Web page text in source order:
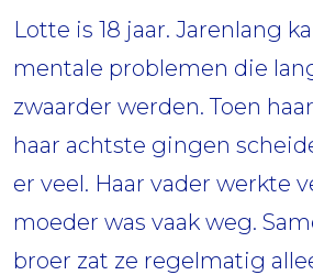
Lotte is 18 jaar. Jarenlang
mentale problemen die
zwaarder werden. Toen
haar achtste gingen
er veel. Haar vader werkte
moeder was vaak weg.
broer zat ze regelmatig